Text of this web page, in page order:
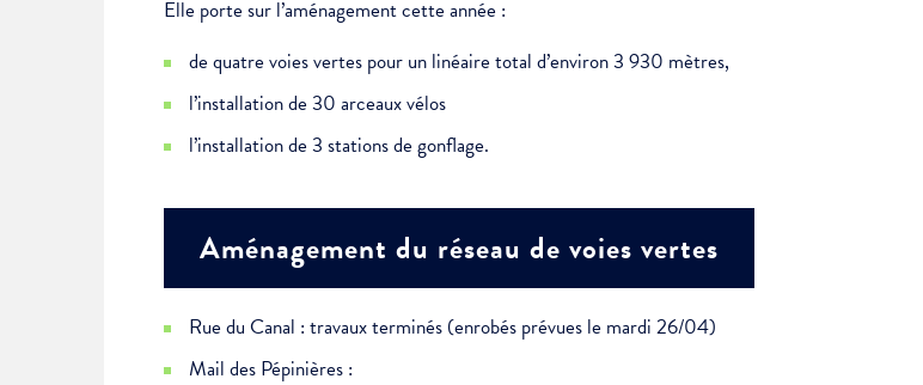
Je suis étudiant
Elle porte sur l’aménagement cette année :
de quatre voies vertes pour un linéaire total d’environ 3 930 mètres,
l’installation de 30 arceaux vélos
l’installation de 3 stations de gonflage.
Aménagement du réseau de voies vertes
Rue du Canal : travaux terminés (enrobés prévues le mardi 26/04)
Mail des Pépinières :